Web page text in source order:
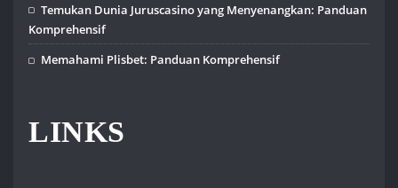
Temukan Dunia Juruscasino yang Menyenangkan: Panduan
Komprehensif
Memahami Plisbet: Panduan Komprehensif
LINKS